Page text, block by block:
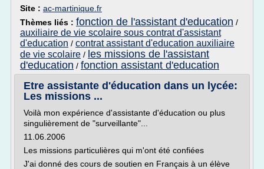
Site : ac-martinique.fr
Thèmes liés : fonction de l'assistant d'education /
auxiliaire de vie scolaire sous contrat d'assistant
d'education / contrat assistant d'education auxiliaire
de vie scolaire / les missions de l'assistant
d'education / fonction assistant d'education
Etre assistante d'éducation dans un lycée:
Les missions ...
Voilà mon expérience d'assistante d'éducation ou plus
singulièrement de "surveillante"...
11.06.2006
Les missions particulières qui m'ont été confiées
J'ai donné des cours de soutien en Français à un élève